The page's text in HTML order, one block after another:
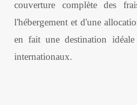
couverture complète des
l'hébergement et d'une
en fait une destination
internationaux.